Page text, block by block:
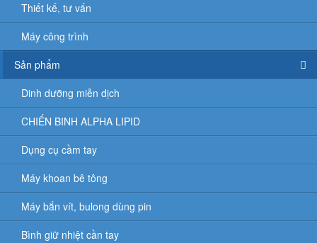
Thiết kế, tư vấn
Máy công trình
Sản phẩm
Dinh dưỡng miễn dịch
CHIẾN BINH ALPHA LIPID
Dụng cụ cầm tay
Máy khoan bê tông
Máy bắn vít, bulong dùng pin
Bình giữ nhiệt cần tay